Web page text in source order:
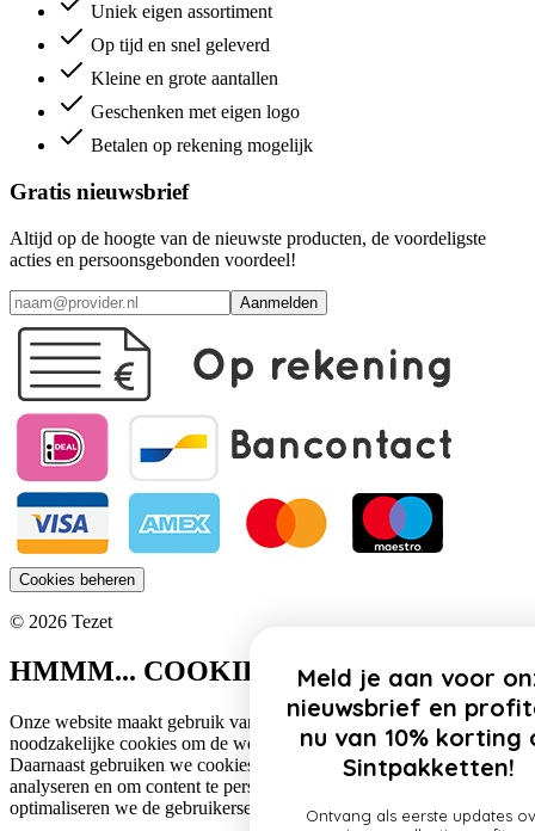
Uniek eigen assortiment
Op tijd en snel geleverd
Kleine en grote aantallen
Geschenken met eigen logo
Betalen op rekening mogelijk
Gratis nieuwsbrief
Altijd op de hoogte van de nieuwste producten, de voordeligste
acties en persoonsgebonden voordeel!
Aanmelden
Cookies beheren
© 2026 Tezet
HMMM... COOKIES!
Onze website maakt gebruik van cookies. Zo gebruiken wij
noodzakelijke cookies om de website functioneel te houden.
Daarnaast gebruiken we cookies om het verkeer op onze website te
analyseren en om content te personaliseren. Op deze manier
optimaliseren we de gebruikerservaring op onze website.
Meld je aan voor onze
nieuwsbrief en profiteer
nu van 10% korting op
Sintpakketten!
Ontvang als eerste updates over